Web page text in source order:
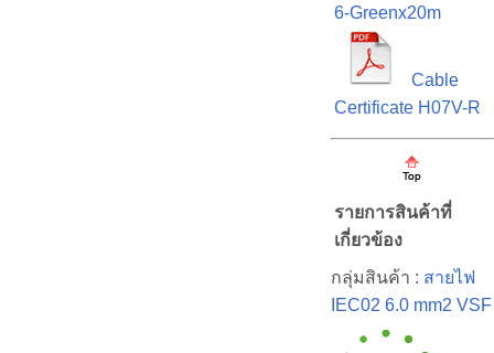
6-Greenx20m
Cable
Certificate H07V-R
รายการสินค้าที่
เกี่ยวข้อง
กลุ่มสินค้า : สายไฟ
IEC02 6.0 mm2 VSF